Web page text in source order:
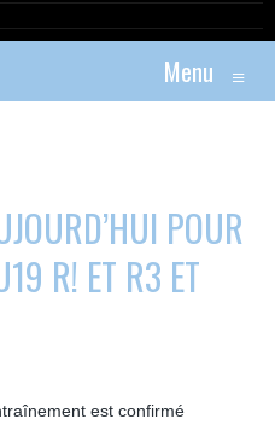
Menu ≡
POUR
R! ET R3 ET
est confirmé